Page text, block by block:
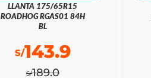
LLANTA 175/65R15
ROADHOG RGAS01 84H
BL
S/189.0
S/143.9